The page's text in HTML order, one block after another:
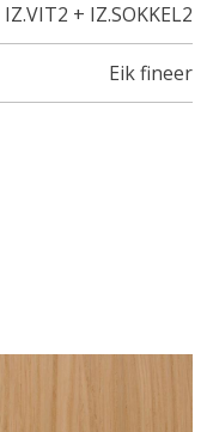
IZ.VIT2 + IZ.SOKKEL2
Eik fineer